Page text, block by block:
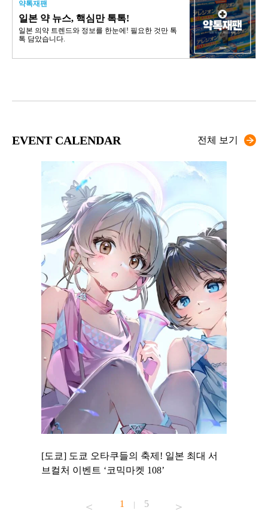
약톡재팬
일본 약 뉴스, 핵심만 톡톡!
일본 의약 트렌드와 정보를 한눈에! 필요한 것만 톡
톡 담았습니다.
EVENT CALENDAR 전체 보기
[도쿄] 도쿄 오타쿠들의 축제! 일본 최대 서
브컬처 이벤트 ‘코믹마켓 108’
1 | 5